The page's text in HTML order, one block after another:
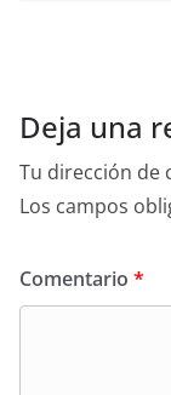
Deja una
Tu dirección de
Los campos
Comentario *